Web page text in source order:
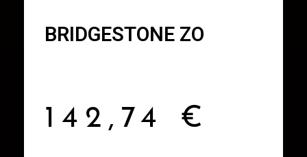
BRIDGESTONE ZO
142,74 €